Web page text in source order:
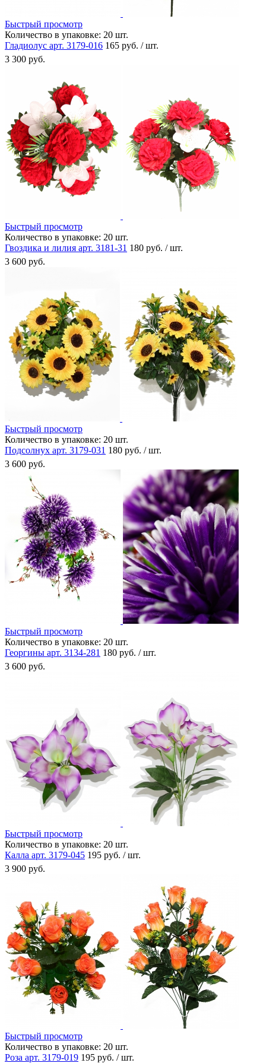
Быстрый просмотр
Количество в упаковке: 20 шт.
Гладиолус арт. 3179-016 165 руб. / шт.
3 300 руб.
Быстрый просмотр
Количество в упаковке: 20 шт.
Гвоздика и лилия арт. 3181-31 180 руб. / шт.
3 600 руб.
Быстрый просмотр
Количество в упаковке: 20 шт.
Подсолнух арт. 3179-031 180 руб. / шт.
3 600 руб.
Быстрый просмотр
Количество в упаковке: 20 шт.
Георгины арт. 3134-281 180 руб. / шт.
3 600 руб.
Быстрый просмотр
Количество в упаковке: 20 шт.
Калла арт. 3179-045 195 руб. / шт.
3 900 руб.
Быстрый просмотр
Количество в упаковке: 20 шт.
Роза арт. 3179-019 195 руб. / шт.